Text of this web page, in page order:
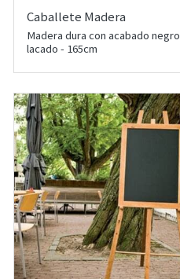
Caballete Madera
Madera dura con acabado negro
lacado - 165cm